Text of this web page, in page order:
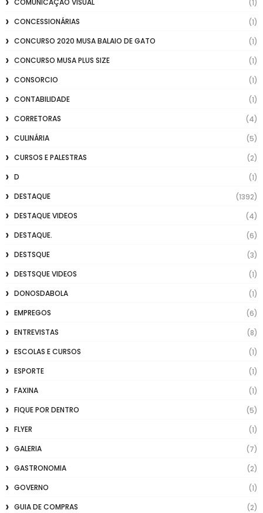
COMUNICAÇÃO VISUAL
(1)
CONCESSIONÁRIAS
(1)
CONCURSO 2020 MUSA BALAIO DE GATO
(1)
CONCURSO MUSA PLUS SIZE
(1)
CONSORCIO
(1)
CONTABILIDADE
(1)
CORRETORAS
(4)
CULINÁRIA
(5)
CURSOS E PALESTRAS
(2)
D
(1)
DESTAQUE
(1392)
DESTAQUE VIDEOS
(4)
DESTAQUE.
(6)
DESTSQUE
(3)
DESTSQUE VIDEOS
(1)
DONOSDABOLA
(1)
EMPREGOS
(6)
ENTREVISTAS
(8)
ESCOLAS E CURSOS
(1)
ESPORTE
(1)
FAXINA
(1)
FIQUE POR DENTRO
(5)
FLYER
(1)
GALERIA
(7)
GASTRONOMIA
(2)
GOVERNO
(1)
GUIA DE COMPRAS
(2)